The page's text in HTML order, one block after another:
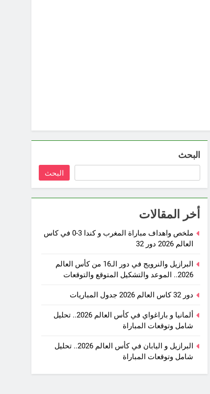
البحث
البحث
أخر المقالات
ملخص واهداف مباراة المغرب و كندا 3-0 في كاس
العالم 2026 دور 32
البرازيل والنرويج في دور الـ16 من كأس العالم
2026.. الموعد والتشكيل المتوقع والتوقعات
دور 32 كاس العالم 2026 جدول المباريات
ألمانيا و باراغواي في كأس العالم 2026.. تحليل
شامل وتوقعات المباراة
البرازيل و اليابان في كأس العالم 2026.. تحليل
شامل وتوقعات المباراة